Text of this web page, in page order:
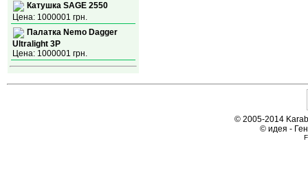
Катушка SAGE 2550
Цена: 1000001 грн.
Палатка Nemo Dagger
Ultralight 3P
Цена: 1000001 грн.
© 2005-2014
© идея -